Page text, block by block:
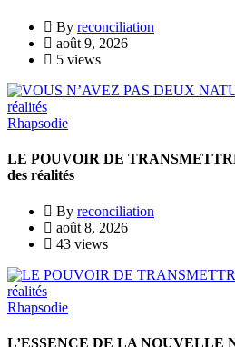
By reconciliation
août 9, 2026
5 views
Rhapsodie
LE POUVOIR DE
des réalités
By reconciliation
août 8, 2026
43 views
Rhapsodie
L’ESSENCE DE LA NOUVELLE